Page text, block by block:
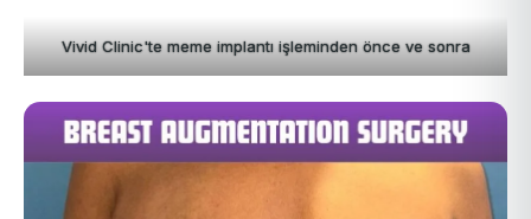
Vivid Clinic'te meme implantı işleminden önce ve sonra